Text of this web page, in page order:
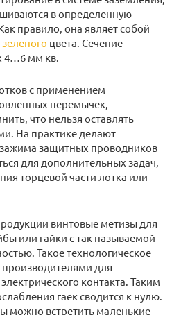
в определенную
правило, она являет собой
цвета. Сечение
4…6 мм кв.
с применением
перемычек,
что нельзя оставлять
На практике делают
защитных проводников
для дополнительных задач,
торцевой части лотка или
винтовые метизы для
или гайки с так называемой
Такое технологическое
для
контакта. Таким
гаек сводится к нулю.
можно встретить маленькие